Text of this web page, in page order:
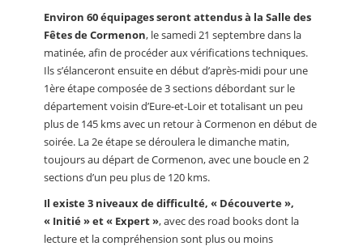
Environ 60 équipages seront attendus à la Salle des
Fêtes de Cormenon, le samedi 21 septembre dans la
matinée, afin de procéder aux vérifications techniques.
Ils s’élanceront ensuite en début d’après-midi pour une
1ère étape composée de 3 sections débordant sur le
département voisin d’Eure-et-Loir et totalisant un peu
plus de 145 kms avec un retour à Cormenon en début de
soirée. La 2e étape se déroulera le dimanche matin,
toujours au départ de Cormenon, avec une boucle en 2
sections d’un peu plus de 120 kms.
Il existe 3 niveaux de difficulté, « Découverte »,
« Initié » et « Expert », avec des road books dont la
lecture et la compréhension sont plus ou moins